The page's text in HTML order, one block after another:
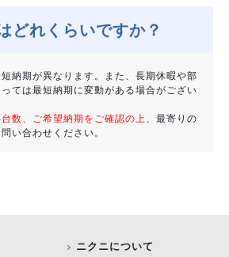
どれくらいですか？
納期が異なります。また、長期休暇や部
ては最短納期に変動がある場合がござい
数、ご希望納期をご確認の上、最寄りの
い合わせください。
ニクニについて